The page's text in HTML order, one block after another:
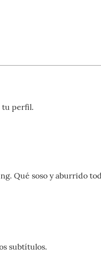
tu perfil.
Qué soso y aburrido
subtítulos.